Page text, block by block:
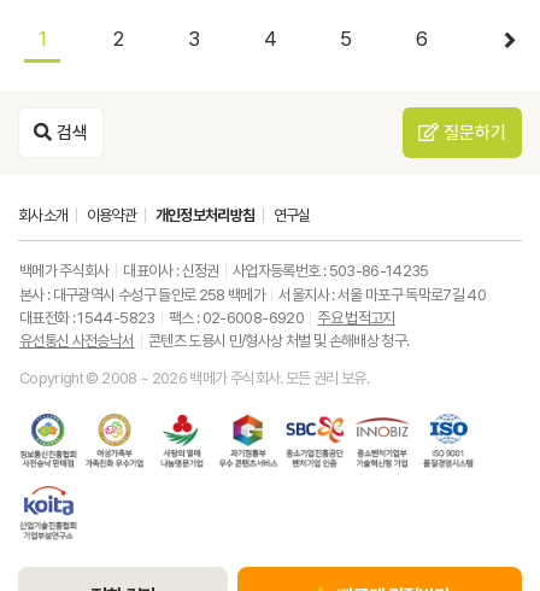
1 2 3 4 5 6
검색 질문하기
회사소개 이용약관 개인정보처리방침 연구실
백메가 주식회사 대표이사 : 신정권
사업자등록번호 : 503-86-14235
본사 : 대구광역시 수성구 들안로 258 백메가
서울지사 : 서울 마포구 독막로7길 40
대표전화 : 1544-5823
팩스 : 02-6008-6920
주요 법적고지
유선통신 사전승낙서
콘텐츠 도용시 민/형사상 처벌 및 손해배상 청구.
Copyright © 2008 ~ 2026 백메가 주식회사. 모든 권리 보유.
정
보
신
진
흥
유
가
랑
의
열
통
서
중
소
기
업
중
소
벤
처
ISO9001
경
한
국
산
업
술